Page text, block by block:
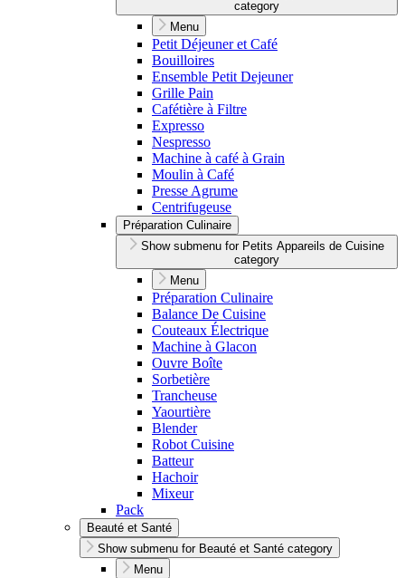
category
Menu
Petit Déjeuner et Café
Bouilloires
Ensemble Petit Dejeuner
Grille Pain
Cafétière à Filtre
Expresso
Nespresso
Machine à café à Grain
Moulin à Café
Presse Agrume
Centrifugeuse
Préparation Culinaire
Show submenu for Petits Appareils de Cuisine
category
Menu
Préparation Culinaire
Balance De Cuisine
Couteaux Électrique
Machine à Glacon
Ouvre Boîte
Sorbetière
Trancheuse
Yaourtière
Blender
Robot Cuisine
Batteur
Hachoir
Mixeur
Pack
Beauté et Santé
Show submenu for Beauté et Santé category
Menu